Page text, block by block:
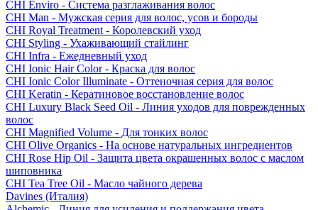
CHI Enviro - Система разглаживания волос
CHI Man - Мужская серия для волос, усов и бороды
CHI Royal Treatment - Королевский уход
CHI Styling - Ухаживающий стайлинг
CHI Infra - Ежедневный уход
CHI Ionic Hair Color - Краска для волос
CHI Ionic Color Illuminate - Оттеночная серия для волос
CHI Keratin - Кератиновое восстановление волос
CHI Luxury Black Seed Oil - Линия уходов для поврежденных
волос
CHI Magnified Volume - Для тонких волос
CHI Olive Organics - На основе натуральных ингредиентов
CHI Rose Hip Oil - Защита цвета окрашенных волос с маслом
шиповника
CHI Tea Tree Oil - Масло чайного дерева
Davines (Италия)